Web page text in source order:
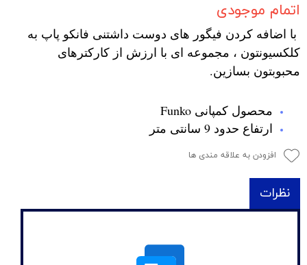
اتمام موجودی
با اضافه کردن فیگور های دوست داشتنی فانکو پاپ به
کلکسیونتون ، مجموعه ای با ارزش از کارکترهای
محبوبتون بسازین.
محصول کمپانی Funko
ارتفاع حدود 9 سانتی متر
افزودن به علاقه مندی ها
نظرات